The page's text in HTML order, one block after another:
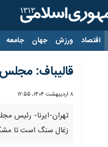
اقتصاد ورزش جهان جامعه
قالیباف:
۸ اردیبهشت ۱۴۰۴، ۱۲:۵۵
تهران-ایرنا- رئیس
زغال سنگ است تا